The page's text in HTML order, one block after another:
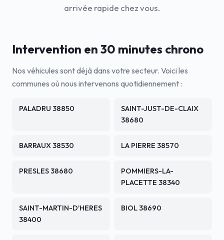
arrivée rapide chez vous.
Intervention en 30 minutes chrono
Nos véhicules sont déjà dans votre secteur. Voici les
communes où nous intervenons quotidiennement :
PALADRU 38850
SAINT-JUST-DE-CLAIX
38680
BARRAUX 38530 LA PIERRE 38570
PRESLES 38680
POMMIERS-LA-
PLACETTE 38340
SAINT-MARTIN-D'HERES
38400
BIOL 38690